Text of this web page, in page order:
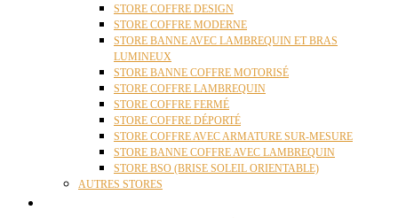
STORE COFFRE DESIGN
STORE COFFRE MODERNE
STORE BANNE AVEC LAMBREQUIN ET BRAS
LUMINEUX
STORE BANNE COFFRE MOTORISÉ
STORE COFFRE LAMBREQUIN
STORE COFFRE FERMÉ
STORE COFFRE DÉPORTÉ
STORE COFFRE AVEC ARMATURE SUR-MESURE
STORE BANNE COFFRE AVEC LAMBREQUIN
STORE BSO (BRISE SOLEIL ORIENTABLE)
AUTRES STORES